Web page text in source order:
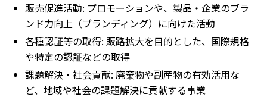
販売促進活動: プロモーションや、製品・企業のブラ
ンド力向上（ブランディング）に向けた活動
各種認証等の取得: 販路拡大を目的とした、国際規格
や特定の認証などの取得
課題解決・社会貢献: 廃棄物や副産物の有効活用な
ど、地域や社会の課題解決に貢献する事業